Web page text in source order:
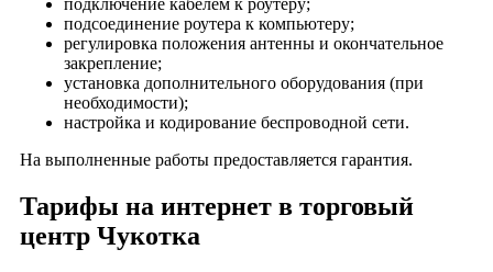
Чайка плаза
Час Пик
Черемушки
Чистые Пруды
Шангал
Шант Билдинг
Шёлковый Путь
Шоколад
подключение кабелем к роутеру;
подсоединение роутера к компьютеру;
регулировка положения антенны и окончательное
закрепление;
установка дополнительного оборудования (при
необходимости);
настройка и кодирование беспроводной сети.
На выполненные работы предоставляется гарантия.
Тарифы на интернет в торговый
центр Чукотка